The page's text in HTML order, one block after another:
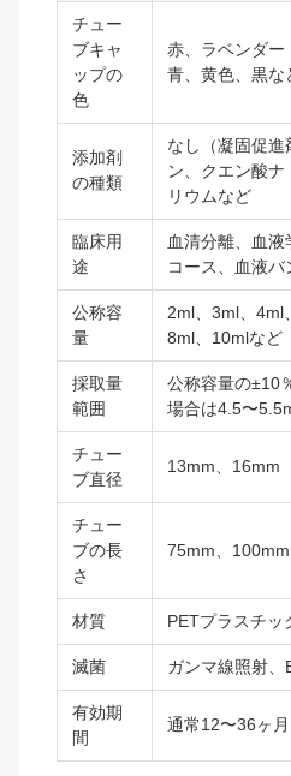
チュー
ブキャ
ップの
色
赤、ラベンダー
青、黄色、黒な
添加剤
の種類
なし（凝固促進
ン、クエン酸ナ
リウムなど
臨床用
途
血清分離、血
コース、血液バ
公称容
量
2ml、3ml、4ml
8ml、10mlなど
採取量
範囲
公称容量の±10
場合は4.5〜
チュー
ブ直径
13mm、16mm
チュー
ブの長
さ
75mm、
材質 PETプラスチッ
滅菌 ガンマ線照射、
有効期
間
通常12〜36ヶ月